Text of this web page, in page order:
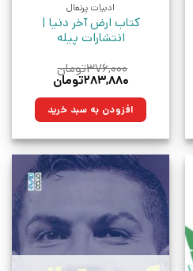
ادبیات پرتغال
کتاب ارض آخر دنیا |
انتشارات پیله
۳۷۶,۰۰۰تومان
قیمت
۳۷۶,۰۰۰تومان
بود.
۲۸۳,۸۸۰تومان
۲۸۳,۸۸۰تومان.افزودن به سبد خرید